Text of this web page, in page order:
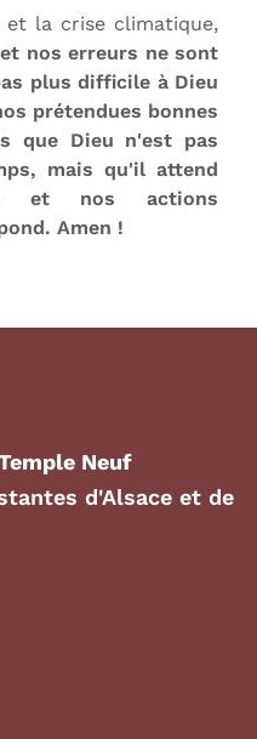
la crise climatique,
nos erreurs ne sont
plus difficile à Dieu
prétendues bonnes
que Dieu n'est pas
mais qu'il attend
et nos actions
Amen !
Neuf
d'Alsace et de